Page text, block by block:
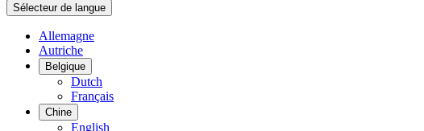
Sélecteur de langue
Allemagne
Autriche
Belgique
Dutch
Français
Chine
English